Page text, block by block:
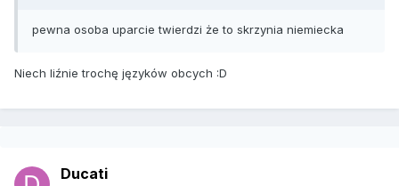
pewna osoba uparcie twierdzi że to skrzynia niemiecka
Niech liźnie trochę języków obcych :D
Ducati